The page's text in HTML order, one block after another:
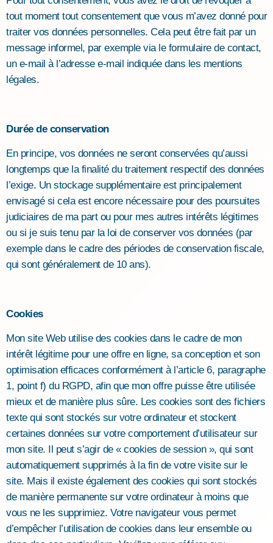
tout moment tout consentement que vous m’avez donné pour
traiter vos données personnelles. Cela peut être fait par un
message informel, par exemple via le formulaire de contact,
un e-mail à l’adresse e-mail indiquée dans les mentions
légales.
Durée de conservation
En principe, vos données ne seront conservées qu’aussi
longtemps que la finalité du traitement respectif des données
l’exige. Un stockage supplémentaire est principalement
envisagé si cela est encore nécessaire pour des poursuites
judiciaires de ma part ou pour mes autres intérêts légitimes
ou si je suis tenu par la loi de conserver vos données (par
exemple dans le cadre des périodes de conservation fiscale,
qui sont généralement de 10 ans).
Cookies
Mon site Web utilise des cookies dans le cadre de mon
intérêt légitime pour une offre en ligne, sa conception et son
optimisation efficaces conformément à l’article 6, paragraphe
1, point f) du RGPD, afin que mon offre puisse être utilisée
mieux et de manière plus sûre. Les cookies sont des fichiers
texte qui sont stockés sur votre ordinateur et stockent
certaines données sur votre comportement d’utilisateur sur
mon site. Il peut s’agir de « cookies de session », qui sont
automatiquement supprimés à la fin de votre visite sur le
site. Mais il existe également des cookies qui sont stockés
de manière permanente sur votre ordinateur à moins que
vous ne les supprimiez. Votre navigateur vous permet
d’empêcher l’utilisation de cookies dans leur ensemble ou